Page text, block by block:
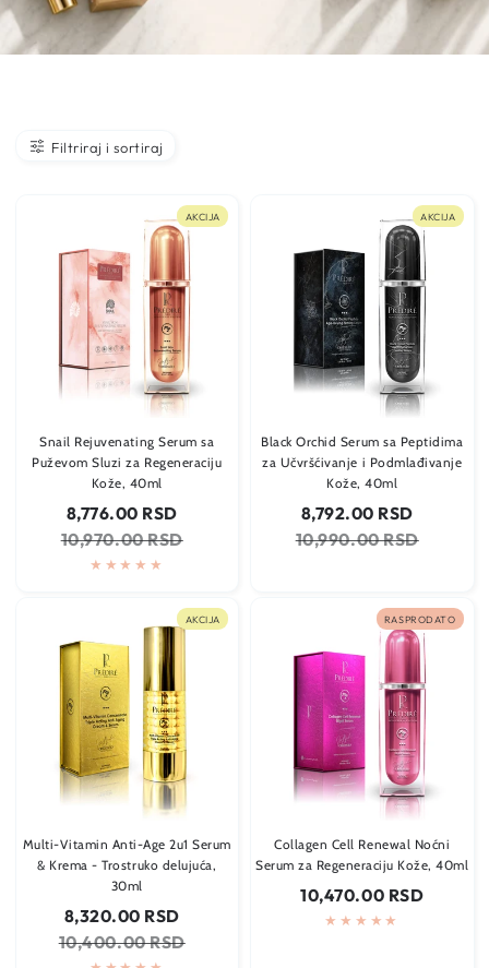
Filtriraj i sortiraj
AKCIJA
Snail Rejuvenating Serum sa
Puževom Sluzi za Regeneraciju
Kože, 40ml
Cena
na
sniženju
8,776.00 RSD
10,970.00 RSD
AKCIJA
Black Orchid Serum sa Peptidima
za Učvršćivanje i Podmlađivanje
Kože, 40ml
Cena
na
sniženju
8,792.00 RSD
10,990.00 RSD
AKCIJA
Multi-Vitamin Anti-Age 2u1 Serum
& Krema - Trostruko delujuća,
30ml
Cena
na
sniženju
8,320.00 RSD
10,400.00 RSD
RASPRODATO
Collagen Cell Renewal Noćni
Serum za Regeneraciju Kože, 40ml
Regularna
cena
10,470.00 RSD